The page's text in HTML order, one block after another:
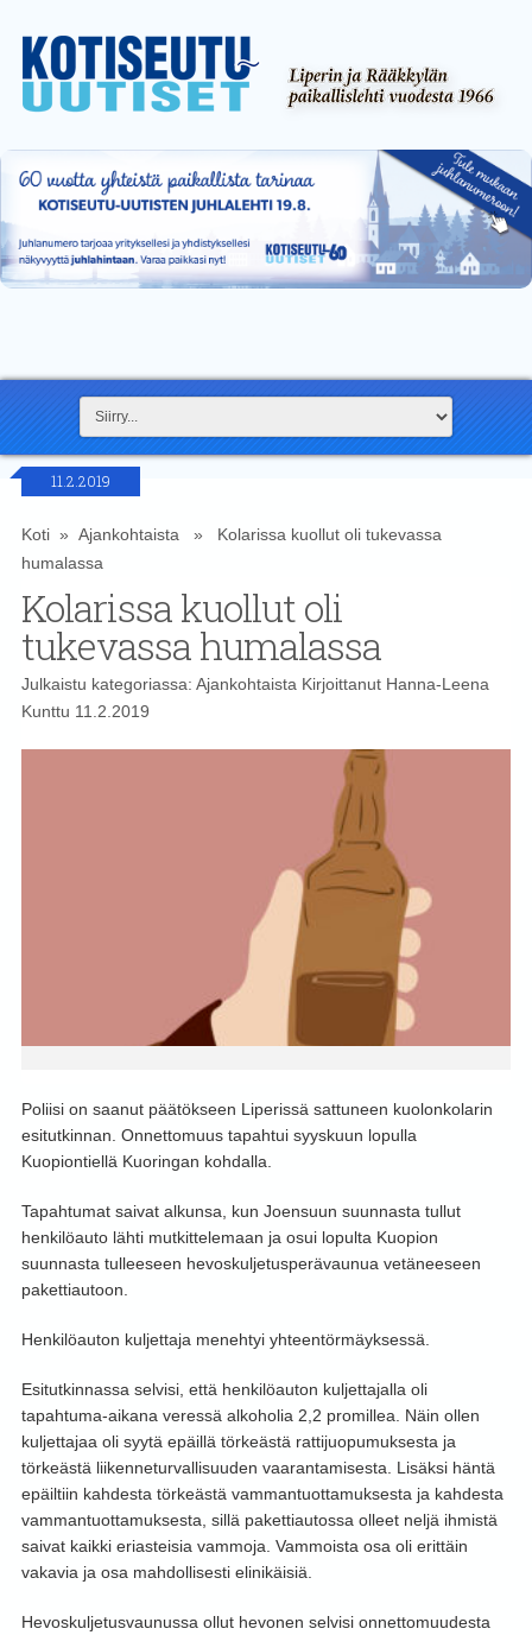
11.2.2019
Koti» Ajankohtaista» Kolarissa kuollut oli tukevassa
humalassa
Kolarissa kuollut oli
tukevassa humalassa
Julkaistu kategoriassa: AjankohtaistaKirjoittanut Hanna-Leena
Kunttu 11.2.2019
Poliisi on saanut päätökseen Liperissä sattuneen kuolonkolarin
esitutkinnan. Onnettomuus tapahtui syyskuun lopulla
Kuopiontiellä Kuoringan kohdalla.
Tapahtumat saivat alkunsa, kun Joensuun suunnasta tullut
henkilöauto lähti mutkittelemaan ja osui lopulta Kuopion
suunnasta tulleeseen hevoskuljetusperävaunua vetäneeseen
pakettiautoon.
Henkilöauton kuljettaja menehtyi yhteentörmäyksessä.
Esitutkinnassa selvisi, että henkilöauton kuljettajalla oli
tapahtuma-aikana veressä alkoholia 2,2 promillea. Näin ollen
kuljettajaa oli syytä epäillä törkeästä rattijuopumuksesta ja
törkeästä liikenneturvallisuuden vaarantamisesta. Lisäksi häntä
epäiltiin kahdesta törkeästä vammantuottamuksesta ja kahdesta
vammantuottamuksesta, sillä pakettiautossa olleet neljä ihmistä
saivat kaikki eriasteisia vammoja. Vammoista osa oli erittäin
vakavia ja osa mahdollisesti elinikäisiä.
Hevoskuljetusvaunussa ollut hevonen selvisi onnettomuudesta